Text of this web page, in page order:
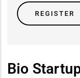
REGISTER
Bio